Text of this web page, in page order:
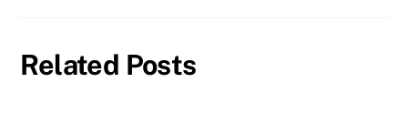
Related Posts